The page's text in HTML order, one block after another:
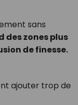
sans
des zones plus
de finesse.
ajouter trop de